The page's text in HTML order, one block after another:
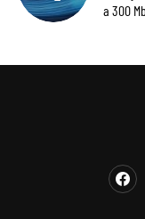
a 300